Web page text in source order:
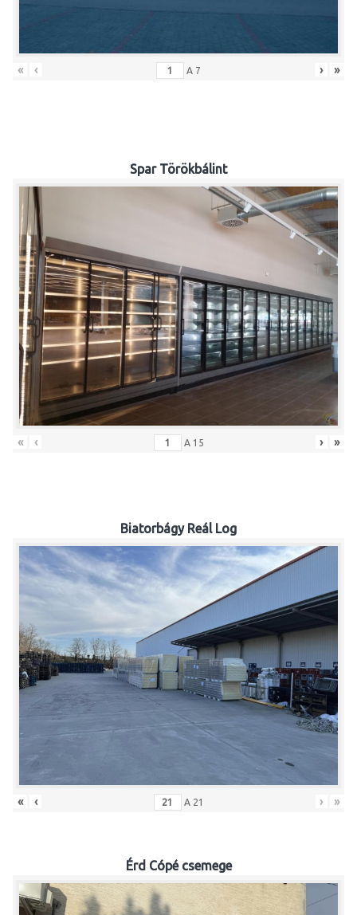
« ‹ A 7 › »
Spar Törökbálint
« ‹ A 15 › »
Biatorbágy Reál Log
« ‹ A 21 › »
Érd Cópé csemege